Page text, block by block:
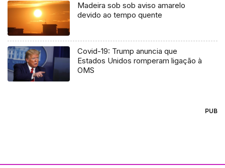
Madeira sob sob aviso amarelo
devido ao tempo quente
Covid-19: Trump anuncia que
Estados Unidos romperam ligação à
OMS
PUB